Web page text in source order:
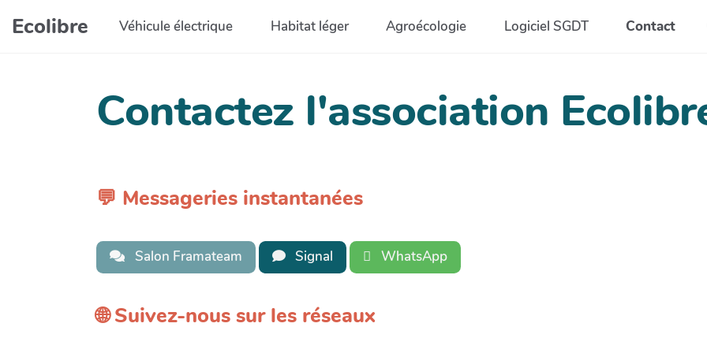
Aller au contenu principal
Ecolibre Véhicule électrique Habitat léger Agroécologie Logiciel SGDT Contact
Contactez l'association
💬 Messageries instantanées
Salon Framateam Signal WhatsApp
🌐 Suivez-nous sur les réseaux